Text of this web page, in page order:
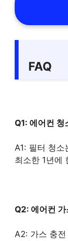
FAQ
Q1: 에어컨
A1: 필터 청
최소한 1년에
Q2: 에어컨
A2: 가스 충